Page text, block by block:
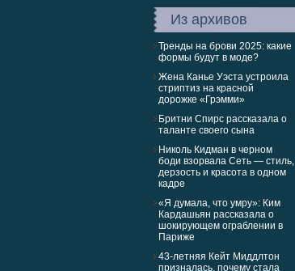
Из архивов
Тренды на брови 2025: какие
формы будут в моде?
Жена Канье Уэста устроила
стриптиз на красной
дорожке «Грэмми»
Бритни Спирс рассказала о
таланте своего сына
Николь Кидман в черном
боди взорвала Сеть — стиль,
дерзость и красота в одном
кадре
«Я думала, что умру»: Ким
Кардашьян рассказала о
шокирующем ограблении в
Париже
43-летняя Кейт Миддлтон
призналась, почему стала